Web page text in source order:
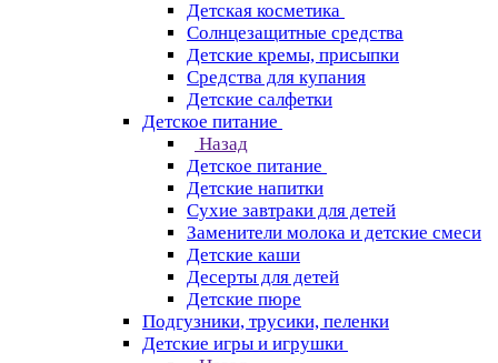
Детская косметика
Солнцезащитные средства
Детские кремы, присыпки
Средства для купания
Детские салфетки
Детское питание
Назад
Детское питание
Детские напитки
Сухие завтраки для детей
Заменители молока и детские смеси
Детские каши
Десерты для детей
Детские пюре
Подгузники, трусики, пеленки
Детские игры и игрушки